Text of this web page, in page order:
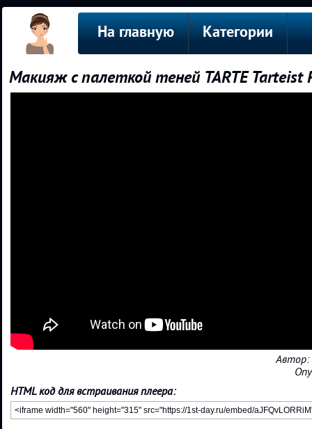
На главную Категории
Макияж с палеткой теней TARTE Tarteist
Автор:
HTML код для встраивания плеера: